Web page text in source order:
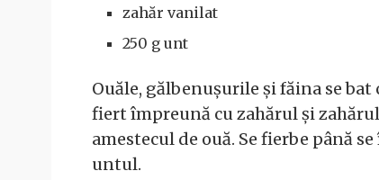
zahăr vanilat
250 g unt
Ouăle, gălbenușurile și făina se bat
fiert împreună cu zahărul și
amestecul de ouă. Se fierbe până
untul.